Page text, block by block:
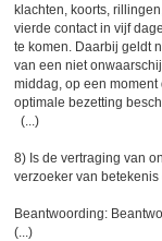
klachten, koorts,
vierde contact in vijf
te komen. Daarbij geldt
van een niet
middag, op een
optimale bezetting
(...)
8) Is de vertraging van
verzoeker van
Beantwoording:
(...)